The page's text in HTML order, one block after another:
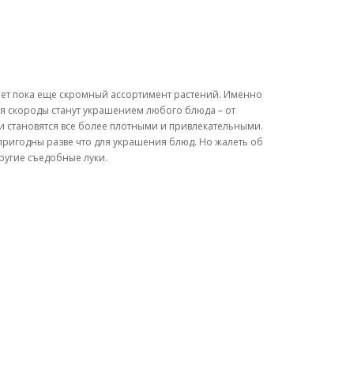
пока еще скромный ассортимент растений. Именно
скороды станут украшением любого блюда – от
становятся все более плотными и привлекательными.
разве что для украшения блюд. Но жалеть об
съедобные луки.